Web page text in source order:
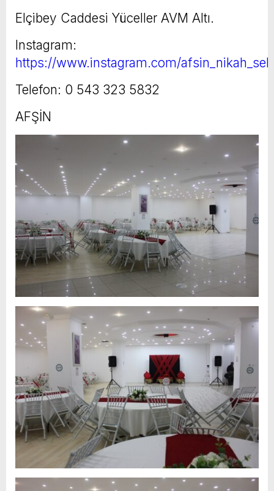
Elçibey Caddesi Yüceller AVM Altı.
Instagram:
https://www.instagram.com/
Telefon: 0 543 323 5832
AFŞİN